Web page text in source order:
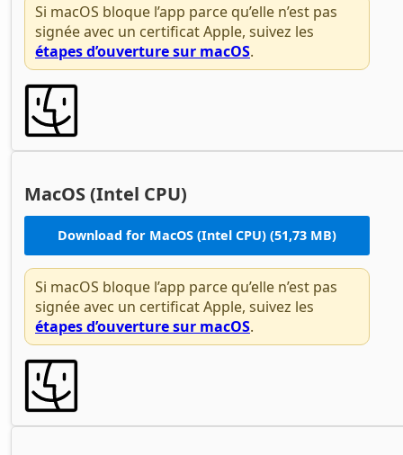
Si macOS bloque l’app parce qu’elle n’est pas
signée avec un certificat Apple, suivez les
étapes d’ouverture sur macOS.
MacOS (Intel CPU)
Download for MacOS (Intel CPU) (51,73 MB)
Si macOS bloque l’app parce qu’elle n’est pas
signée avec un certificat Apple, suivez les
étapes d’ouverture sur macOS.